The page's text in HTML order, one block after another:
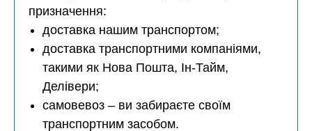
призначення:
доставка нашим транспортом;
доставка транспортними компаніями,
такими як Нова Пошта, Ін-Тайм,
Делівери;
самовевоз – ви забираєте своїм
транспортним засобом.